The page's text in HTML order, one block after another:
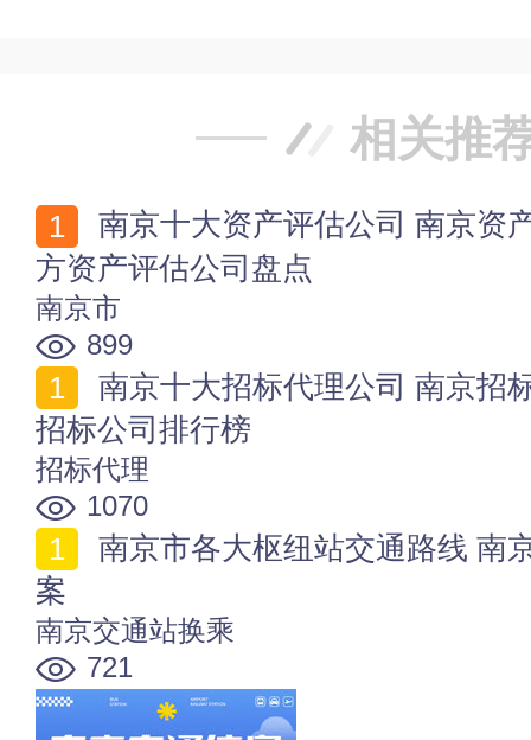
相关推
方资产评估公司盘点
南京市
899
招标公司排行榜
招标代理
1070
案
南京交通站换乘
721